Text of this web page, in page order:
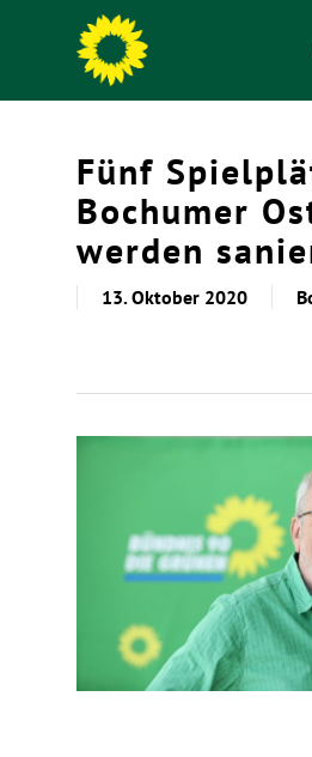
Fünf
Bochumer
werden
13. Oktober 2020